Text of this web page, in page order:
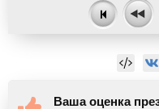
Ваша оценка